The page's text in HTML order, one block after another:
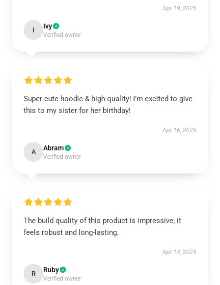
Apr 19, 2025
I Ivy
Verified owner
Super cute hoodie & high quality! I’m excited to give
this to my sister for her birthday!
Apr 16, 2025
A Abram
Verified owner
The build quality of this product is impressive; it
feels robust and long-lasting.
Apr 14, 2025
R Ruby
Verified owner